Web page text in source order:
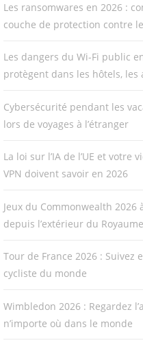
Les ransomwares en 2026 :
couche de protection contre
Les dangers du Wi-Fi public
protègent dans les hôtels, les
Cybersécurité pendant les
lors de voyages à l’étranger
La loi sur l’IA de l’UE et
VPN doivent savoir en 2026
Jeux du Commonwealth
depuis l’extérieur du
Tour de France 2026 :
cycliste du monde
Wimbledon 2026 : Regardez
n’importe où dans le monde